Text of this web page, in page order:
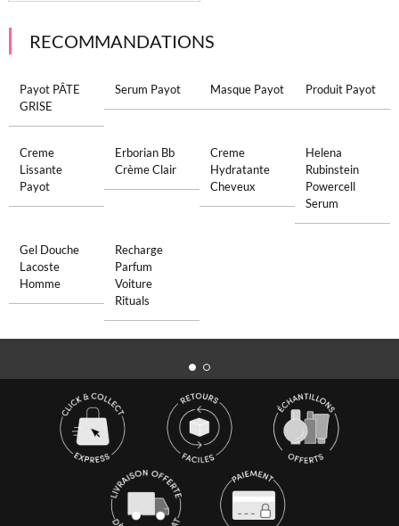
RECOMMANDATIONS
Payot PÂTE
GRISE
Serum Payot Masque Payot Produit Payot
Creme
Lissante
Payot
Erborian Bb
Crème Clair
Creme
Hydratante
Cheveux
Helena
Rubinstein
Powercell
Serum
Gel Douche
Lacoste
Homme
Recharge
Parfum
Voiture
Rituals